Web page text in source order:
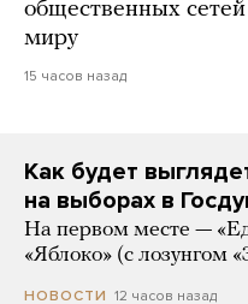
общественных
миру
15 часов назад
Как будет
на выборах в
На первом месте —
«Яблоко» (с лозунгом
НОВОСТИ 12 часов назад